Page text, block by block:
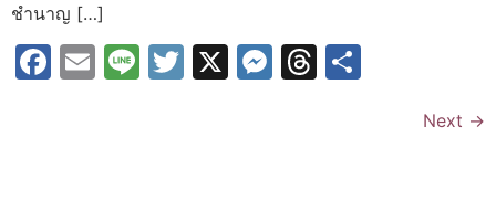
ชำนาญ […]
Facebook
Email
LineTwitter
X Messenger
Threads
Next →